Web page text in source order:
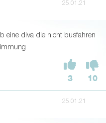
25.01.21
eine diva die nicht busfahren
3 10
25.01.21